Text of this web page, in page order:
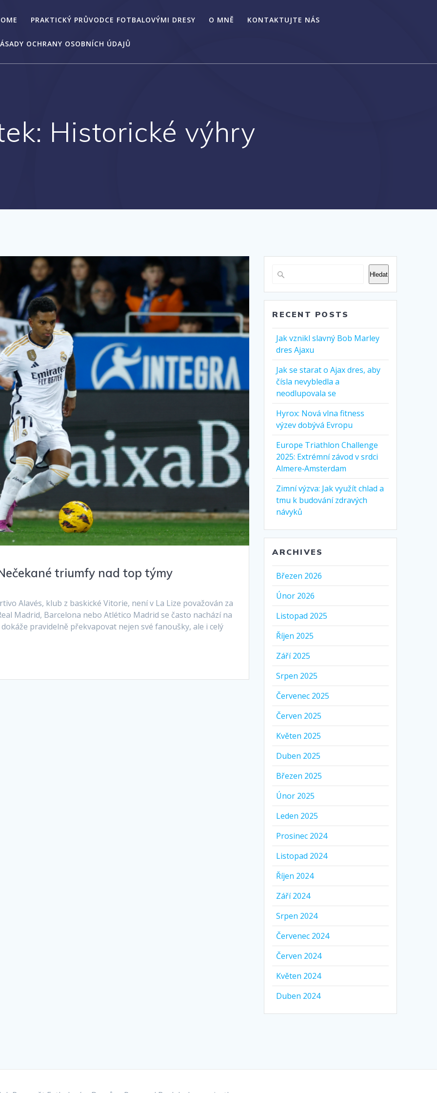
PRAKTICKÝ PRŮVODCE FOTBALOVÝMI DRESY O MNĚ KONTAKTUJTE NÁS
OCHRANY OSOBNÍCH ÚDAJŮ
Historické výhry
triumfy nad top týmy
Alavés, klub z baskické Vitorie, není v La Lize považován za
Madrid, Barcelona nebo Atlético Madrid se často nachází na
pravidelně překvapovat nejen své fanoušky, ale i celý
Hledat
RECENT POSTS
Jak vznikl slavný Bob Marley
dres Ajaxu
Jak se starat o Ajax dres, aby
čísla nevybledla a
neodlupovala se
Hyrox: Nová vlna fitness
výzev dobývá Evropu
Europe Triathlon Challenge
2025: Extrémní závod v srdci
Almere‑Amsterdam
Zimní výzva: Jak využít chlad a
tmu k budování zdravých
návyků
ARCHIVES
Březen 2026
Únor 2026
Listopad 2025
Říjen 2025
Září 2025
Srpen 2025
Červenec 2025
Červen 2025
Květen 2025
Duben 2025
Březen 2025
Únor 2025
Leden 2025
Prosinec 2024
Listopad 2024
Říjen 2024
Září 2024
Srpen 2024
Červenec 2024
Červen 2024
Květen 2024
Duben 2024